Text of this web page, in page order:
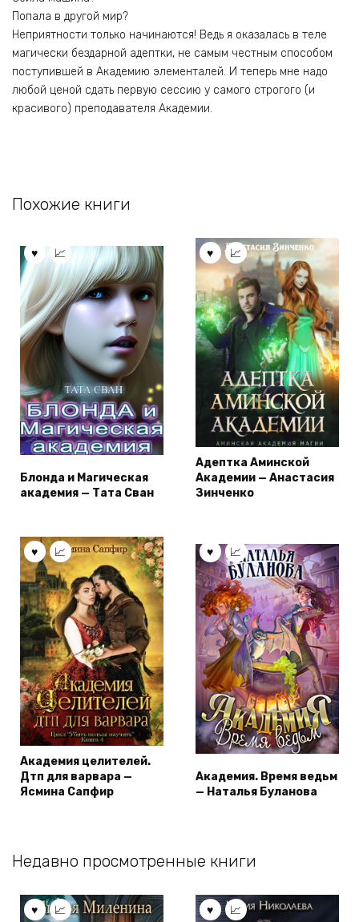
Попала в другой мир?
Неприятности только начинаются! Ведь я оказалась в теле
магически бездарной адептки, не самым честным способом
поступившей в Академию элементалей. И теперь мне надо
любой ценой сдать первую сессию у самого строгого (и
красивого) преподавателя Академии.
Похожие книги
Блонда и Магическая
академия — Тата Сван
Адептка Аминской
Академии — Анастасия
Зинченко
Академия целителей.
Дтп для варвара —
Ясмина Сапфир
Академия. Время ведьм
— Наталья Буланова
Недавно просмотренные книги